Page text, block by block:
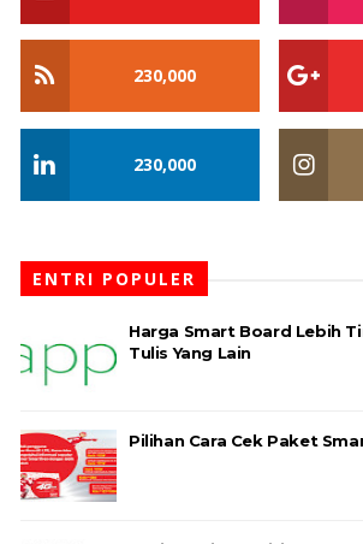
230,000
230,000
ENTRI POPULER
Harga Smart Board Lebih
Tulis Yang Lain
Pilihan Cara Cek Paket